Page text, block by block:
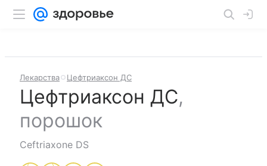
Лекарства Цефтриаксон ДС
Цефтриаксон ДС,
порошок
Ceftriaxone DS